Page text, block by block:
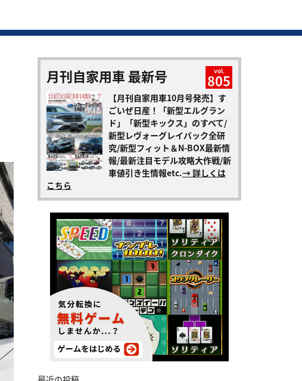
月刊自家用車 最新号 vol.
805
【月刊自家用車10月号発売】す
ごいぜ日産！「新型エルグラン
ド」「新型キックス」のすべて/
新型レヴォーグレイバック全研
究/新型フィット＆N-BOX最新情
報/最新注目モデル攻略大作戦/新
車値引き生情報etc.→ 詳しくは
こちら